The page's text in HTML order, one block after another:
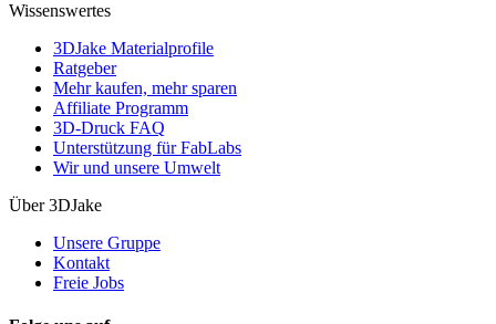
Wissenswertes
3DJake Materialprofile
Ratgeber
Mehr kaufen, mehr sparen
Affiliate Programm
3D-Druck FAQ
Unterstützung für FabLabs
Wir und unsere Umwelt
Über 3DJake
Unsere Gruppe
Kontakt
Freie Jobs